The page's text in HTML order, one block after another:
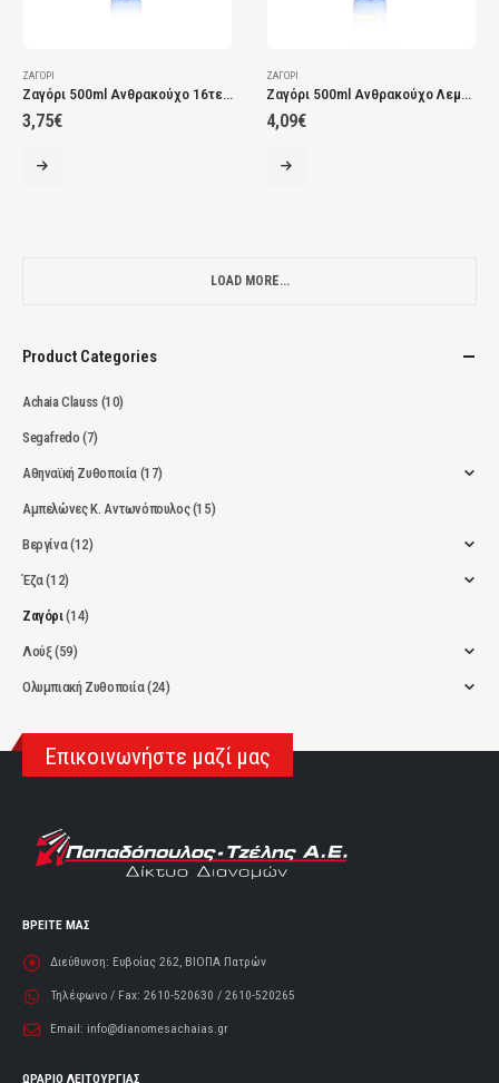
ΖΑΓΌΡΙ
Ζαγόρι 500ml Ανθρακούχο 16τεμ.
3,75€
ΖΑΓΌΡΙ
Ζαγόρι 500ml Ανθρακούχο Λεμόνι
4,09€
LOAD MORE...
Product Categories
Achaia Clauss (10)
Segafredo (7)
Αθηναϊκή Ζυθοποιία (17)
Αμπελώνες Κ. Αντωνόπουλος(15)
Βεργίνα(12)
Έζα(12)
Ζαγόρι(14)
Λούξ(59)
Ολυμπιακή Ζυθοποιία(24)
Επικοινωνήστε μαζί μας
ΒΡΕΙΤΕ ΜΑΣ
Διεύθυνση: Ευβοίας 262, ΒΙΟΠΑ Πατρών
Τηλέφωνο / Fax: 2610-520630 / 2610-520265
Email: info@dianomesachaias.gr
ΩΡΑΡΙΟ ΛΕΙΤΟΥΡΓΙΑΣ